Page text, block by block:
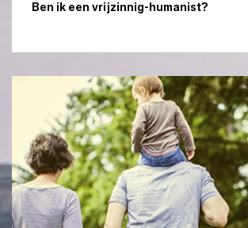
Ben ik een vrijzinnig-humanist?